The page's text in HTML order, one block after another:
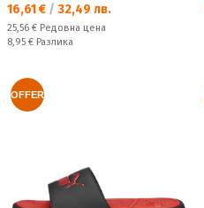
Текуща цена:
16,61 € / 32,49 лв.
Редовна цена:
25,56 € Редовна цена
Спестявате:
8,95 € Разлика
OFFER